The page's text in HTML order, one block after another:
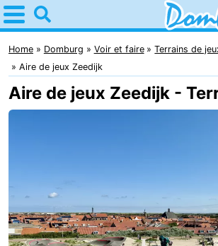
Home
Domburg
Astuces
Avec
Plage
Passer
Home Domburg Voir et faire
Terrains de
Aire de jeux Zeedijk
Aire de jeux Zeedijk -